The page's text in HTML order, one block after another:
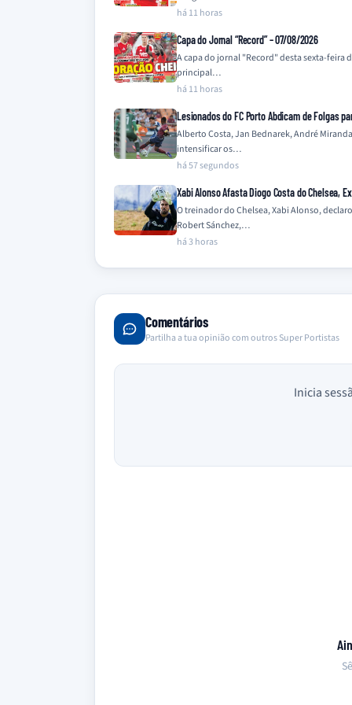
há 11 horas
Capa do Jornal “Record” – 07/08/2026
A capa do jornal "Record" desta sexta-feira
principal…
há 11 horas
Lesionados do FC Porto Abdicam de Folgas
Alberto Costa, Jan Bednarek, André
intensificar os…
há 57 segundos
Xabi Alonso Afasta Diogo Costa do Chelsea,
O treinador do Chelsea, Xabi Alonso,
Robert Sánchez,…
há 3 horas
Comentários
Partilha a tua opinião com outros Super Portistas
Inicia